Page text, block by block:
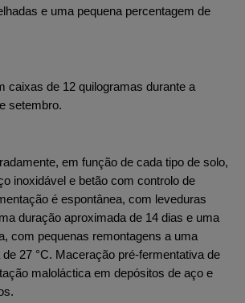
e uma pequena percentagem de
caixas de 12 quilogramas durante a
setembro.
em função de cada tipo de solo,
inoxidável e betão com controlo de
é espontânea, com leveduras
duração aproximada de 14 dias e uma
com pequenas remontagens a uma
27 °C. Maceração pré-fermentativa de
maloláctica em depósitos de aço e